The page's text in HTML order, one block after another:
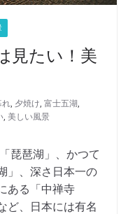
見たい！美
れ 夕焼け 富士五湖
美しい風景
琵琶湖」、かつて
」、深さ日本一の
ある「中禅寺
ど、日本には有名